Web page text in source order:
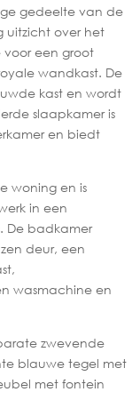
gedeelte van de
uitzicht over het
een groot
wandkast. De
kast en wordt
slaapkamer is
en biedt
woning en is
in een
De badkamer
deur, een
wasmachine en
zwevende
blauwe tegel met
met fontein